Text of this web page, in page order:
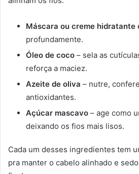
Máscara ou creme hidratante
profundamente.
Óleo de coco – sela as
reforça a maciez.
Azeite de oliva – nutre,
antioxidantes.
Açúcar mascavo – age como
deixando os fios mais lisos.
Cada um desses ingredientes tem
pra manter o cabelo alinhado e